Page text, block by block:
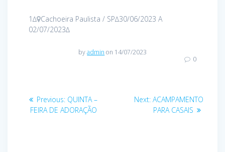
1∆ Cachoeira Paulista / SP∆30/06/2023 A
02/07/2023∆
byadmin on 14/07/2023
0
Navegação
Previous: Previous
post:
QUINTA –
FEIRA DE ADORAÇÃO
Next: Next
post:
ACAMPAMENTO
PARA CASAIS